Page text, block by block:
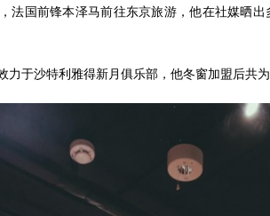
法国前锋本泽马前往东京旅游，他在社媒晒
力于沙特利雅得新月俱乐部，他冬窗加盟后共